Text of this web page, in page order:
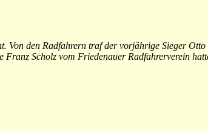
Von den Radfahrern traf der vorjährige Sieger Otto
Scholz vom Friedenauer Radfahrerverein